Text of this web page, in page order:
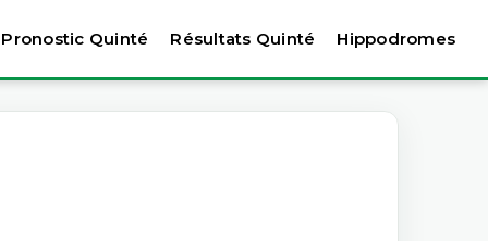
Pronostic Quinté Résultats Quinté Hippodromes